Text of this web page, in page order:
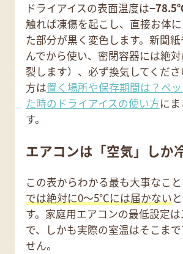
ドライアイスの表面温度は
触れば凍傷を起こし、直接お体
た部分が黒く変色します。新聞
んでから使い、密閉容器には絶
裂します）、必ず換気してくだ
方は置く場所や保存期間は？ペ
た時のドライアイスの使い方に
す。
エアコンは「空気」しか
この表からわかる最も大事なこと
では絶対に0〜5℃には届かない
す。家庭用エアコンの最低設定
で、しかも実際の室温はそこま
せん。